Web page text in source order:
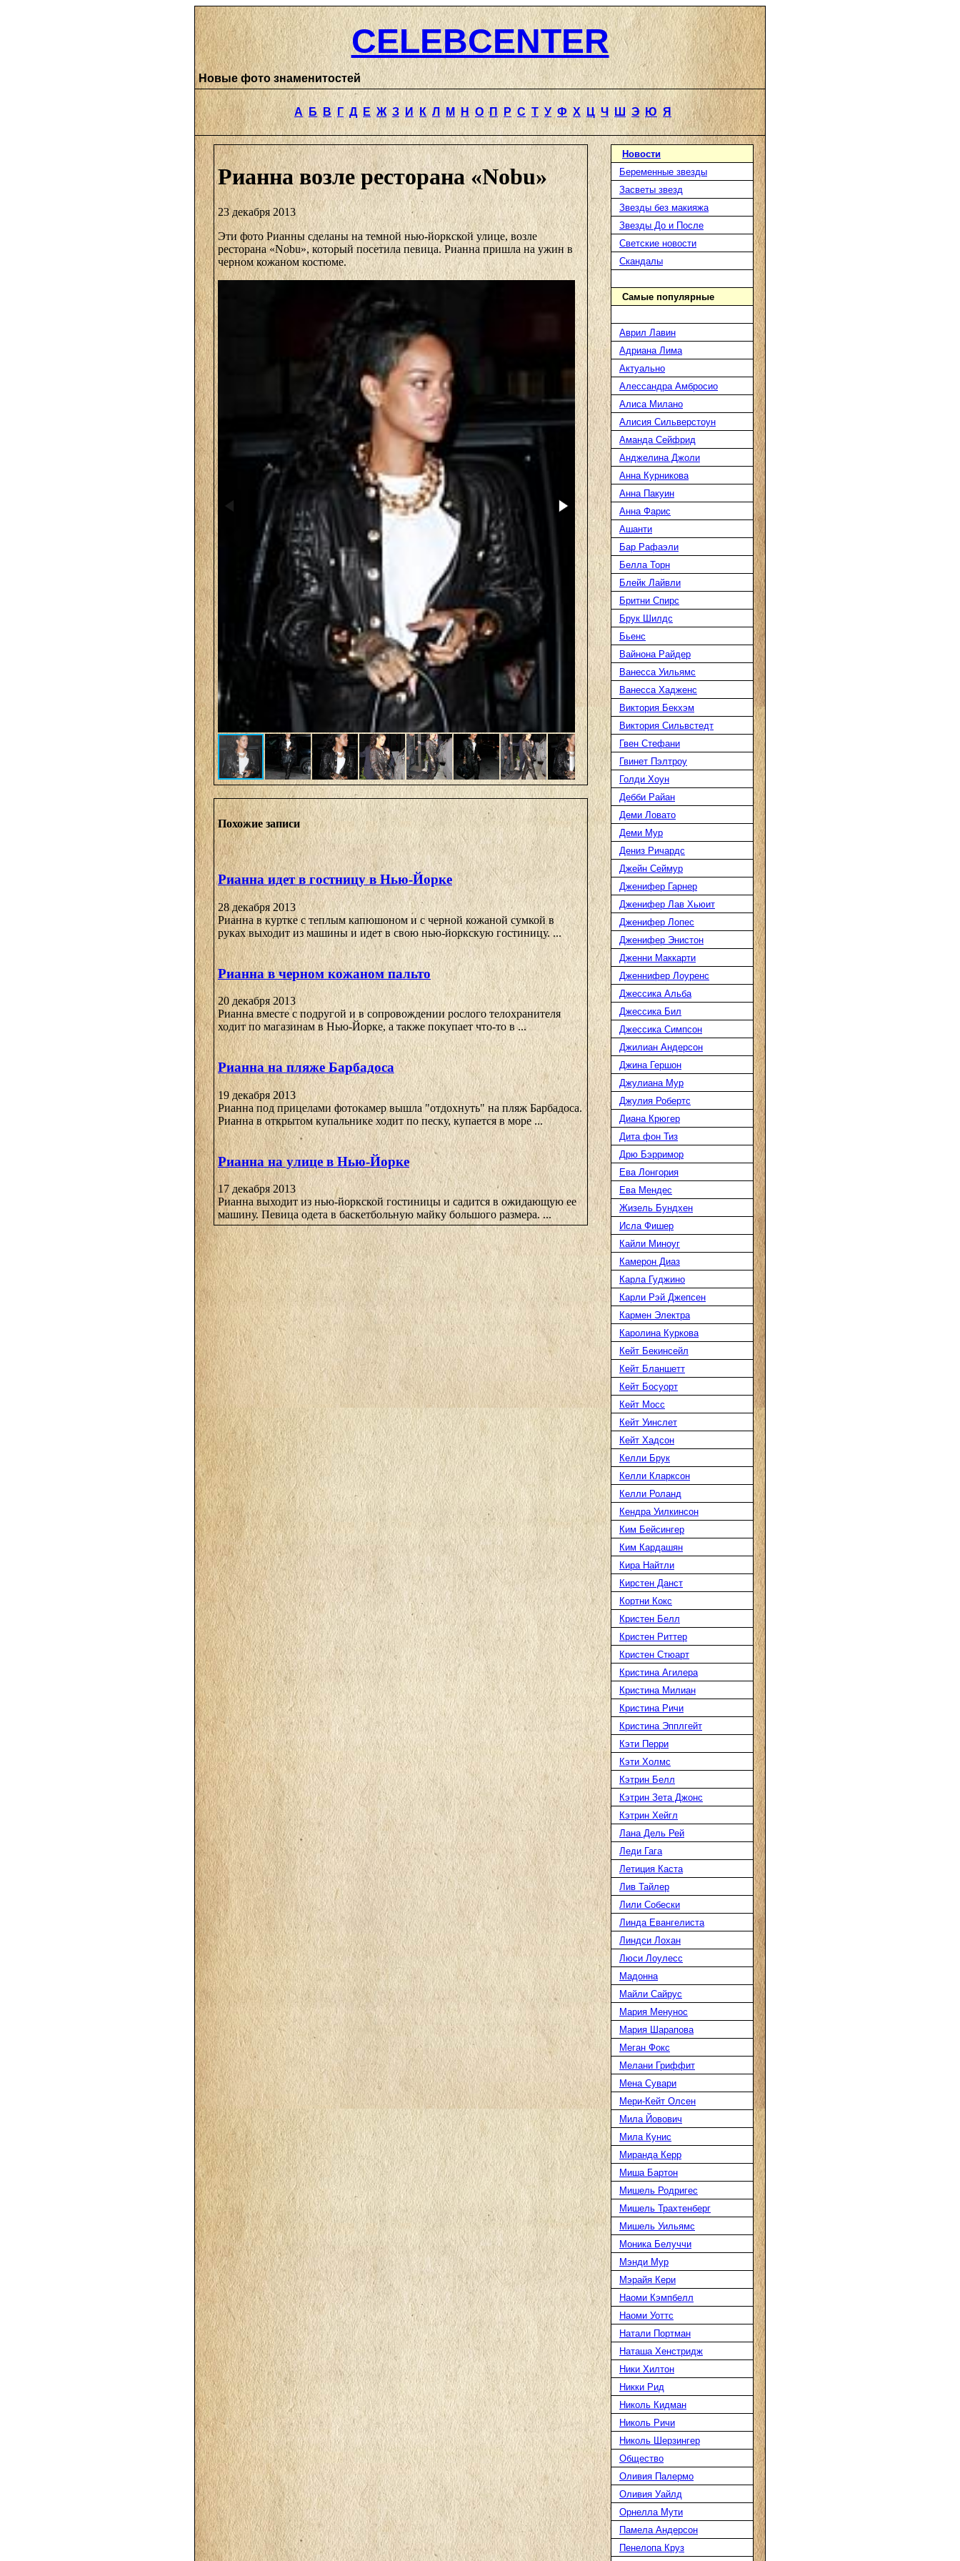
CELEBCENTER
Новые фото знаменитостей
А Б В Г Д Е Ж З И К Л М Н О П Р С Т У Ф Х Ц Ч Ш Э Ю Я
Рианна возле ресторана «Nobu»
23 декабря 2013
Эти фото Рианны сделаны на темной нью-йоркской улице, возле
ресторана «Nobu», который посетила певица. Рианна пришла на ужин в
черном кожаном костюме.
Похожие записи
Рианна идет в гостницу в Нью-Йорке
28 декабря 2013
Рианна в куртке с теплым капюшоном и с черной кожаной сумкой в
руках выходит из машины и идет в свою нью-йоркскую гостиницу. ...
Рианна в черном кожаном пальто
20 декабря 2013
Рианна вместе с подругой и в сопровождении рослого телохранителя
ходит по магазинам в Нью-Йорке, а также покупает что-то в ...
Рианна на пляже Барбадоса
19 декабря 2013
Рианна под прицелами фотокамер вышла "отдохнуть" на пляж Барбадоса.
Рианна в открытом купальнике ходит по песку, купается в море ...
Рианна на улице в Нью-Йорке
17 декабря 2013
Рианна выходит из нью-йоркской гостиницы и садится в ожидающую ее
машину. Певица одета в баскетбольную майку большого размера. ...
Новости
Беременные звезды
Засветы звезд
Звезды без макияжа
Звезды До и После
Светские новости
Скандалы
Самые популярные
Аврил Лавин
Адриана Лима
Актуально
Алессандра Амбросио
Алиса Милано
Алисия Сильверстоун
Аманда Сейфрид
Анджелина Джоли
Анна Курникова
Анна Пакуин
Анна Фарис
Ашанти
Бар Рафаэли
Белла Торн
Блейк Лайвли
Бритни Спирс
Брук Шилдс
Бьенс
Вайнона Райдер
Ванесса Уильямс
Ванесса Хадженс
Виктория Бекхэм
Виктория Сильвстедт
Гвен Стефани
Гвинет Пэлтроу
Голди Хоун
Дебби Райан
Деми Ловато
Деми Мур
Дениз Ричардс
Джейн Сеймур
Дженифер Гарнер
Дженифер Лав Хьюит
Дженифер Лопес
Дженифер Энистон
Дженни Маккарти
Дженнифер Лоуренс
Джессика Альба
Джессика Бил
Джессика Симпсон
Джилиан Андерсон
Джина Гершон
Джулиана Мур
Джулия Робертс
Диана Крюгер
Дита фон Тиз
Дрю Бэрримор
Ева Лонгория
Ева Мендес
Жизель Бундхен
Исла Фишер
Кайли Миноуг
Камерон Диаз
Карла Гуджино
Карли Рэй Джепсен
Кармен Электра
Каролина Куркова
Кейт Бекинсейл
Кейт Бланшетт
Кейт Босуорт
Кейт Мосс
Кейт Уинслет
Кейт Хадсон
Келли Брук
Келли Кларксон
Келли Роланд
Кендра Уилкинсон
Ким Бейсингер
Ким Кардашян
Кира Найтли
Кирстен Данст
Кортни Кокс
Кристен Белл
Кристен Риттер
Кристен Стюарт
Кристина Агилера
Кристина Милиан
Кристина Ричи
Кристина Эпплгейт
Кэти Перри
Кэти Холмс
Кэтрин Белл
Кэтрин Зета Джонс
Кэтрин Хейгл
Лана Дель Рей
Леди Гага
Летиция Каста
Лив Тайлер
Лили Собески
Линда Евангелиста
Линдси Лохан
Люси Лоулесс
Мадонна
Майли Сайрус
Мария Менунос
Мария Шарапова
Меган Фокс
Мелани Гриффит
Мена Сувари
Мери-Кейт Олсен
Мила Йовович
Мила Кунис
Миранда Керр
Миша Бартон
Мишель Родригес
Мишель Трахтенберг
Мишель Уильямс
Моника Белуччи
Мэнди Мур
Мэрайя Кери
Наоми Кэмпбелл
Наоми Уоттс
Натали Портман
Наташа Хенстридж
Ники Хилтон
Никки Рид
Николь Кидман
Николь Ричи
Николь Шерзингер
Общество
Оливия Палермо
Оливия Уайлд
Орнелла Мути
Памела Андерсон
Пенелопа Круз